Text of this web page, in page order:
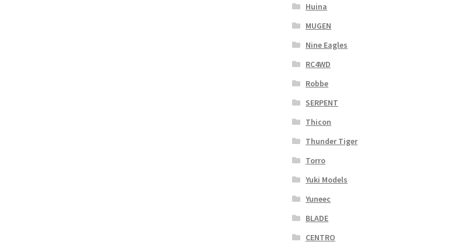
Huina
MUGEN
Nine Eagles
RC4WD
Robbe
SERPENT
Thicon
Thunder Tiger
Torro
Yuki Models
Yuneec
BLADE
CENTRO